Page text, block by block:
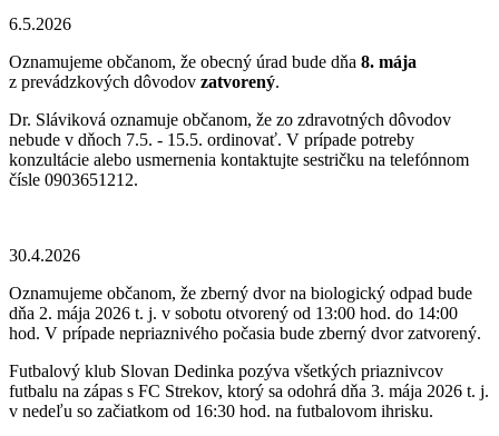
6.5.2026
Oznamujeme občanom, že obecný úrad bude dňa 8. mája
z prevádzkových dôvodov zatvorený.
Dr. Sláviková oznamuje občanom, že zo zdravotných dôvodov
nebude v dňoch 7.5. - 15.5. ordinovať. V prípade potreby
konzultácie alebo usmernenia kontaktujte sestričku na telefónnom
čísle 0903651212.
30.4.2026
Oznamujeme občanom, že zberný dvor na biologický odpad bude
dňa 2. mája 2026 t. j. v sobotu otvorený od 13:00 hod. do 14:00
hod. V prípade nepriaznivého počasia bude zberný dvor zatvorený.
Futbalový klub Slovan Dedinka pozýva všetkých priaznivcov
futbalu na zápas s FC Strekov, ktorý sa odohrá dňa 3. mája 2026 t. j.
v nedeľu so začiatkom od 16:30 hod. na futbalovom ihrisku.